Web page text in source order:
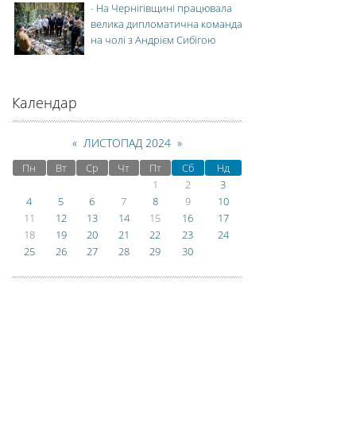
- На Чернігівщині працювала
велика дипломатична команда
на чолі з Андрієм Сибігою
Календар
« ЛИСТОПАД 2024 »
Пн Вт Ср Чт Пт Сб
Нд
1
2
3
4
5 6 7 8 9
10
11
12 13 14 15 16
17
18
19 20 21 22 23
24
25
26 27 28 29 30